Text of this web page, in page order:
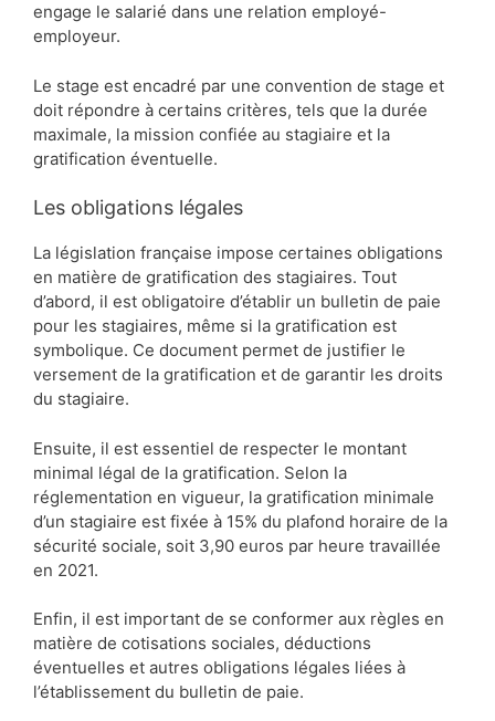
engage le salarié dans une relation employé-
employeur.
Le stage est encadré par une convention de stage et
doit répondre à certains critères, tels que la durée
maximale, la mission confiée au stagiaire et la
gratification éventuelle.
Les obligations légales
La législation française impose certaines obligations
en matière de gratification des stagiaires. Tout
d’abord, il est obligatoire d’établir un bulletin de paie
pour les stagiaires, même si la gratification est
symbolique. Ce document permet de justifier le
versement de la gratification et de garantir les droits
du stagiaire.
Ensuite, il est essentiel de respecter le montant
minimal légal de la gratification. Selon la
réglementation en vigueur, la gratification minimale
d’un stagiaire est fixée à 15% du plafond horaire de la
sécurité sociale, soit 3,90 euros par heure travaillée
en 2021.
Enfin, il est important de se conformer aux règles en
matière de cotisations sociales, déductions
éventuelles et autres obligations légales liées à
l’établissement du bulletin de paie.